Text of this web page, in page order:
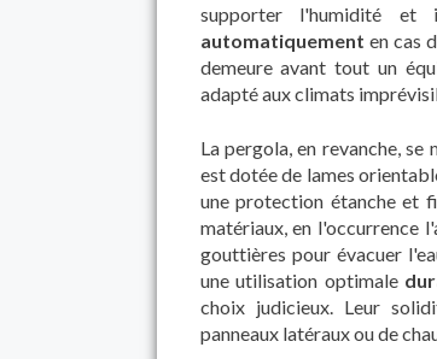
supporter l'humidité et
automatiquement en cas
demeure avant tout un
adapté aux climats
La pergola, en revanche,
est dotée de lames
une protection étanche et
matériaux, en l'occurrence
gouttières pour évacuer
une utilisation optimale
choix judicieux. Leur
panneaux latéraux ou de